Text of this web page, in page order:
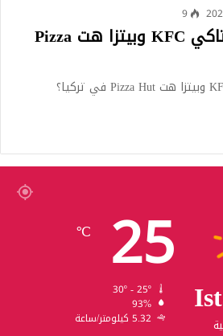
9
لماذا تم إغلاق كنتاكي KFC وبيتزا هت Pizza
25
℃
93%
5.32 كيلومتر/ساعة